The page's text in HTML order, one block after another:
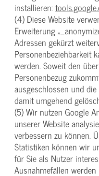
installieren:
(4) Diese Website
Erweiterung
Adressen gekürzt
Personenbeziehbarkeit
werden. Soweit den
Personenbezug
ausgeschlossen und
damit umgehend
(5) Wir nutzen Google
unserer Website
verbessern zu können.
Statistiken können wir
für Sie als Nutzer
Ausnahmefällen